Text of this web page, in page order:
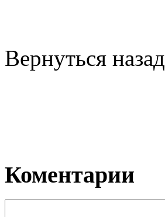
Вернуться назад
Коментарии